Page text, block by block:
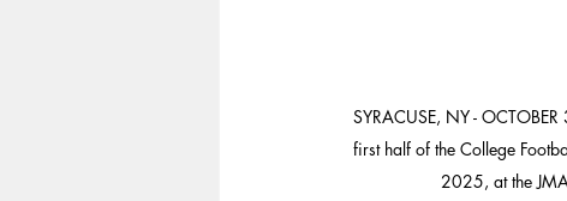
SYRACUSE, NY -
first half of the College
2025, at the